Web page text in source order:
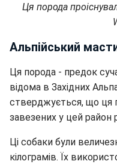
Ця порода
Альпійський
Ця порода - предок
відома в Західних
стверджується, що ця
завезених у цей район
Ці собаки були
кілограмів. Їх